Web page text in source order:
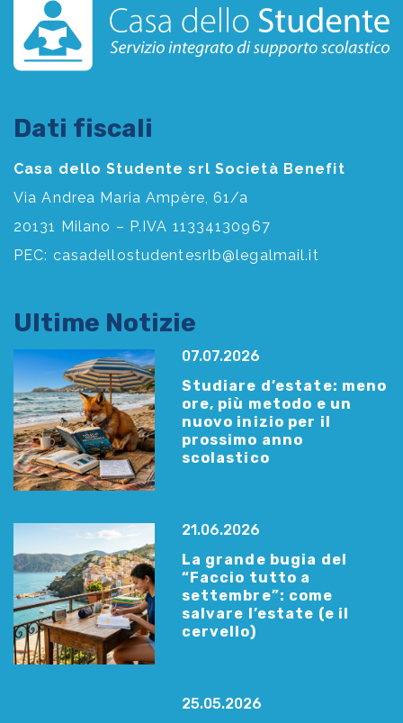
Dati fiscali
Casa dello Studente srl Società Benefit
Via Andrea Maria Ampère, 61/a
20131 Milano – P.IVA 11334130967
PEC: casadellostudentesrlb@legalmail.it
Ultime Notizie
07.07.2026
Studiare d’estate: meno
ore, più metodo e un
nuovo inizio per il
prossimo anno
scolastico
21.06.2026
La grande bugia del
“Faccio tutto a
settembre”: come
salvare l’estate (e il
cervello)
25.05.2026